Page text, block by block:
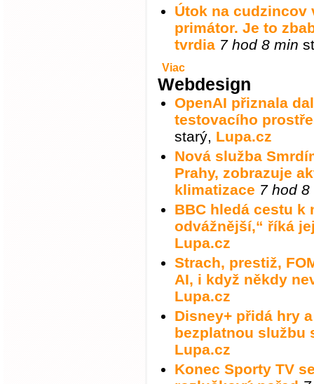
Útok na cudzincov
primátor. Je to
tvrdia 7 hod 8 min
Viac
Webdesign
OpenAI přiznala
testovacího
starý, Lupa.cz
Nová služba
Prahy, zobrazuje
klimatizace 7 hod 8
BBC hledá cestu k
odvážnější,“ říká
Lupa.cz
Strach, prestiž,
AI, i když někdy
Lupa.cz
Disney+ přidá hry
bezplatnou službu
Lupa.cz
Konec Sporty TV